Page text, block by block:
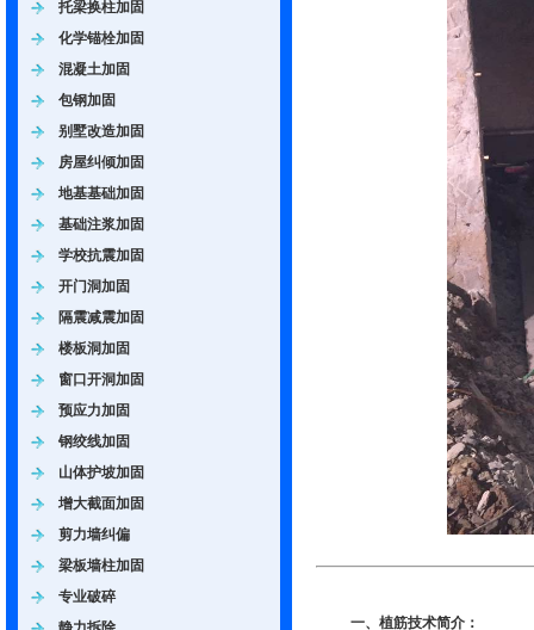
托梁换柱加固
化学锚栓加固
混凝土加固
包钢加固
别墅改造加固
房屋纠倾加固
地基基础加固
基础注浆加固
学校抗震加固
开门洞加固
隔震减震加固
楼板洞加固
窗口开洞加固
预应力加固
钢绞线加固
山体护坡加固
增大截面加固
剪力墙纠偏
梁板墙柱加固
专业破碎
一、植筋技术简介：